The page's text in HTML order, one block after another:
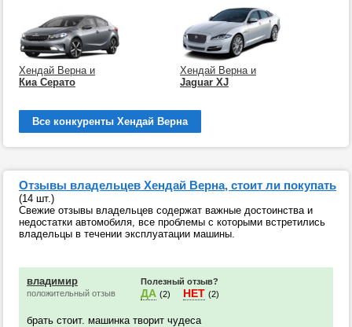
Хендай Верна и
Киа Серато
Хендай Верна и
Jaguar XJ
Все конкуренты Хендай Верна
Отзывы владельцев Хендай Верна, стоит ли покупать
(14 шт.)
Свежие отзывы владельцев содержат важные достоинства и
недостатки автомобиля, все проблемы с которыми встретились
владельцы в течении эксплуатации машины.
владимир
положительный отзыв
Полезный отзыв?
ДА (2) НЕТ (2)
брать стоит. машинка творит чудеса